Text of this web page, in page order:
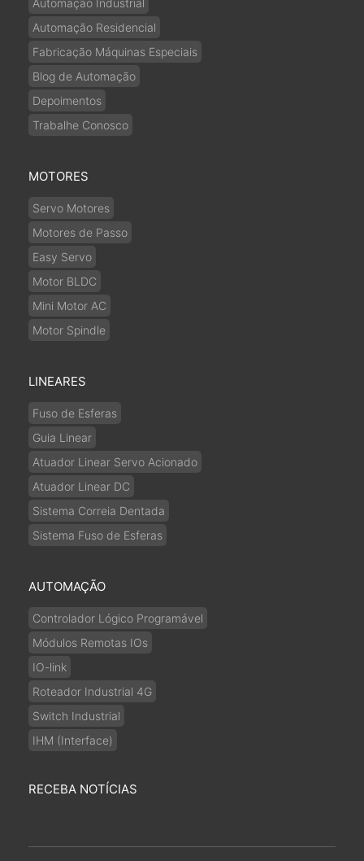
Automação Residencial
Fabricação Máquinas Especiais
Blog de Automação
Depoimentos
Trabalhe Conosco
MOTORES
Servo Motores
Motores de Passo
Easy Servo
Motor BLDC
Mini Motor AC
Motor Spindle
LINEARES
Fuso de Esferas
Guia Linear
Atuador Linear Servo Acionado
Atuador Linear DC
Sistema Correia Dentada
Sistema Fuso de Esferas
AUTOMAÇÃO
Controlador Lógico Programável
Módulos Remotas IOs
IO-link
Roteador Industrial 4G
Switch Industrial
IHM (Interface)
RECEBA NOTÍCIAS